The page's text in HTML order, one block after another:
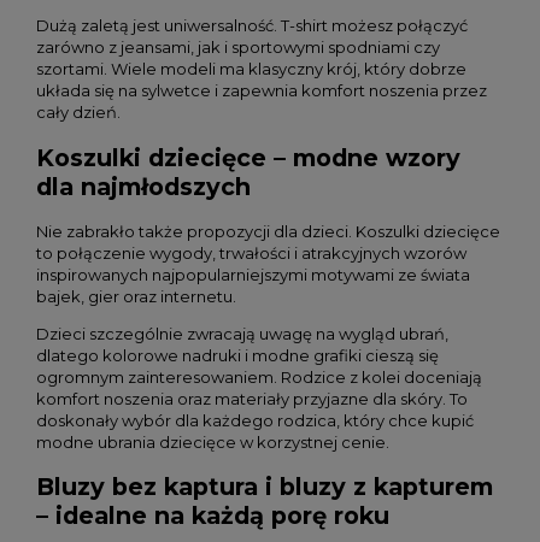
Dużą zaletą jest uniwersalność. T-shirt możesz połączyć
zarówno z jeansami, jak i sportowymi spodniami czy
szortami. Wiele modeli ma klasyczny krój, który dobrze
układa się na sylwetce i zapewnia komfort noszenia przez
cały dzień.
Koszulki dziecięce – modne wzory
dla najmłodszych
Nie zabrakło także propozycji dla dzieci. Koszulki dziecięce
to połączenie wygody, trwałości i atrakcyjnych wzorów
inspirowanych najpopularniejszymi motywami ze świata
bajek, gier oraz internetu.
Dzieci szczególnie zwracają uwagę na wygląd ubrań,
dlatego kolorowe nadruki i modne grafiki cieszą się
ogromnym zainteresowaniem. Rodzice z kolei doceniają
komfort noszenia oraz materiały przyjazne dla skóry. To
doskonały wybór dla każdego rodzica, który chce kupić
modne ubrania dziecięce w korzystnej cenie.
Bluzy bez kaptura i bluzy z kapturem
– idealne na każdą porę roku